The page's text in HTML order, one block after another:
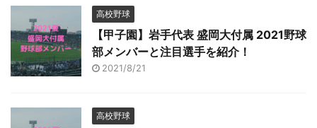
高校野球
【甲子園】岩手代表 盛岡大付属 2021野球
部メンバーと注目選手を紹介！
2021/8/21
高校野球